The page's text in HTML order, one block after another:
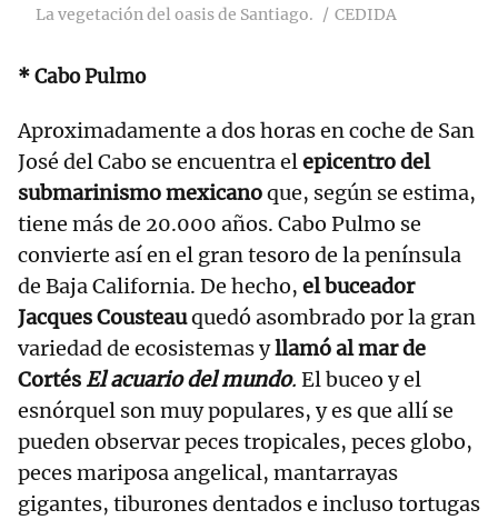
La vegetación del oasis de Santiago. CEDIDA
* Cabo Pulmo
Aproximadamente a dos horas en coche de San
José del Cabo se encuentra elepicentro del
submarinismo mexicanoque, según se estima,
tiene más de 20.000 años. Cabo Pulmo se
convierte así en el gran tesoro de la península
de Baja California. De hecho, el buceador
Jacques Cousteauquedó asombrado por la gran
variedad de ecosistemas yllamó al mar de
CortésEl acuario del mundo. El buceo y el
esnórquel son muy populares, y es que allí se
pueden observar peces tropicales, peces globo,
peces mariposa angelical, mantarrayas
gigantes, tiburones dentados e incluso tortugas